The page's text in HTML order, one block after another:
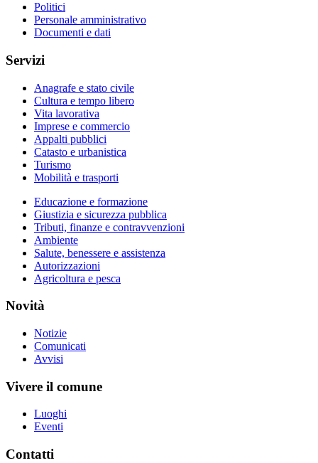
Politici
Personale amministrativo
Documenti e dati
Servizi
Anagrafe e stato civile
Cultura e tempo libero
Vita lavorativa
Imprese e commercio
Appalti pubblici
Catasto e urbanistica
Turismo
Mobilità e trasporti
Educazione e formazione
Giustizia e sicurezza pubblica
Tributi, finanze e contravvenzioni
Ambiente
Salute, benessere e assistenza
Autorizzazioni
Agricoltura e pesca
Novità
Notizie
Comunicati
Avvisi
Vivere il comune
Luoghi
Eventi
Contatti